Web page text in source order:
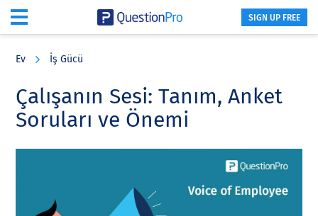
content
sidebar
SIGN UP FREE
Ev İş Gücü
Çalışanın Sesi: Tanım, Anket
Soruları ve Önemi